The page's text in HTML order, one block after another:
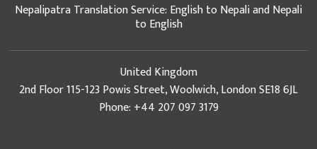
Nepalipatra Translation Service: English to Nepali and Nepali
to English
United Kingdom
2nd Floor 115-123 Powis Street, Woolwich, London SE18 6JL
Phone: +44 207 097 3179